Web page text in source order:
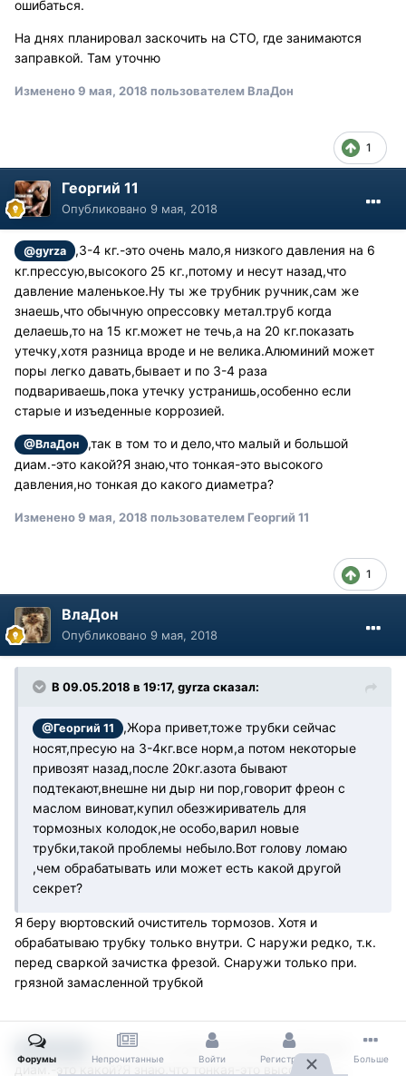
ошибаться.
На днях планировал заскочить на СТО, где занимаются
заправкой. Там уточню
Изменено9 мая, 2018 пользователем ВлаДон
1
Георгий 11
Опубликовано 9 мая, 2018
@gyrza
,3-4 кг.-это очень мало,я низкого давления на 6
кг.прессую,высокого 25 кг.,потому и несут назад,что
давление маленькое.Ну ты же трубник ручник,сам же
знаешь,что обычную опрессовку метал.труб когда
делаешь,то на 15 кг.может не течь,а на 20 кг.показать
утечку,хотя разница вроде и не велика.Алюминий может
поры легко давать,бывает и по 3-4 раза
подвариваешь,пока утечку устранишь,особенно если
старые и изъеденные коррозией.
@ВлаДон
,так в том то и дело,что малый и большой
диам.-это какой?Я знаю,что тонкая-это высокого
давления,но тонкая до какого диаметра?
Изменено9 мая, 2018 пользователем Георгий 11
1
ВлаДон
Опубликовано 9 мая, 2018
В 09.05.2018 в 19:17, gyrza сказал:
@Георгий 11
,Жора привет,тоже трубки сейчас
носят,пресую на 3-4кг.все норм,а потом некоторые
привозят назад,после 20кг.азота бывают
подтекают,внешне ни дыр ни пор,говорит фреон с
маслом виноват,купил обезжириватель для
тормозных колодок,не особо,варил новые
трубки,такой проблемы небыло.Вот голову ломаю
,чем обрабатывать или может есть какой другой
секрет?
Я беру вюртовский очиститель тормозов. Хотя и
обрабатываю трубку только внутри. С наружи редко, т.к.
перед сваркой зачистка фрезой. Снаружи только при.
грязной замасленной трубкой
@ВлаДон
,так в том то и дело,что малый и большой
диам.-это какой?Я знаю,что тонкая-это высокого
Форумы Непрочитанные Войти Регистрация Больше